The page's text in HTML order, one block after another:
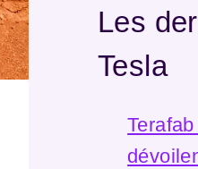
Les
Tesla